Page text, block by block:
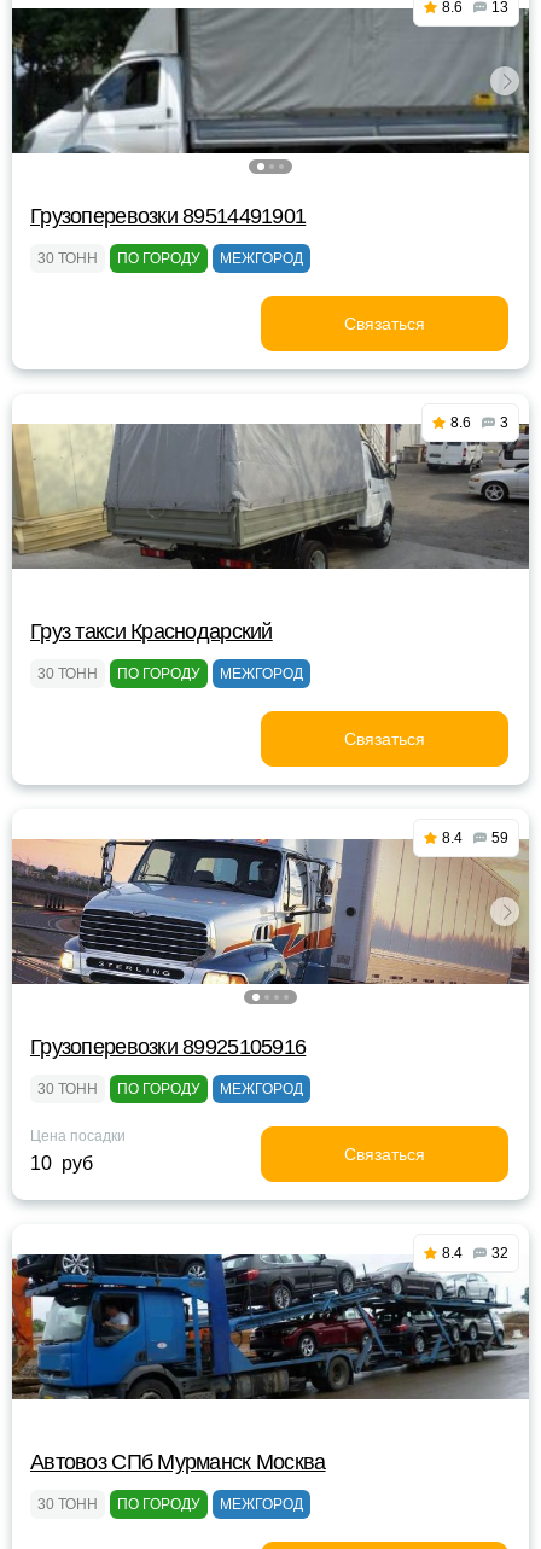
8.6 13
Грузоперевозки 89514491901
30 ТОНН ПО ГОРОДУ МЕЖГОРОД
Связаться
8.6 3
Груз такси Краснодарский
30 ТОНН ПО ГОРОДУ МЕЖГОРОД
Связаться
8.4 59
Грузоперевозки 89925105916
30 ТОНН ПО ГОРОДУ МЕЖГОРОД
Цена посадки
10 руб Связаться
8.4 32
Автовоз СПб Мурманск Москва
30 ТОНН ПО ГОРОДУ МЕЖГОРОД